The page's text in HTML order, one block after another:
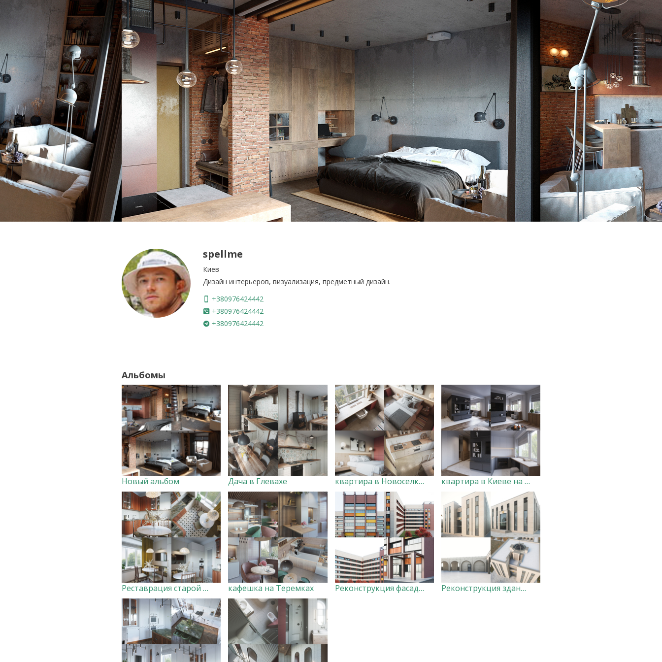
spellme
Киев
Дизайн интерьеров, визуализация, предметный дизайн.
+380976424442
+380976424442
+380976424442
Альбомы
Новый альбом Дача в Глевахе квартира в Новоселках квартира в Киеве на Берестейской
Реставрация старой кухни в Сталинке кафешка на Теремках Реконструкция фасадов Национального института рака Реконструкция здания посольства Казахстана в Украине